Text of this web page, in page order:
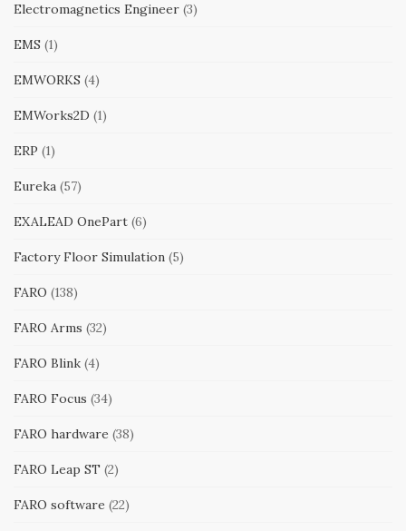
Electromagnetics Engineer (3)
EMS (1)
EMWORKS (4)
EMWorks2D (1)
ERP (1)
Eureka (57)
EXALEAD OnePart (6)
Factory Floor Simulation (5)
FARO (138)
FARO Arms (32)
FARO Blink (4)
FARO Focus (34)
FARO hardware (38)
FARO Leap ST (2)
FARO software (22)